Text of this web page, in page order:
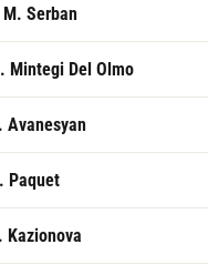
Serban
Mintegi Del Olmo
Avanesyan
Paquet
Kazionova